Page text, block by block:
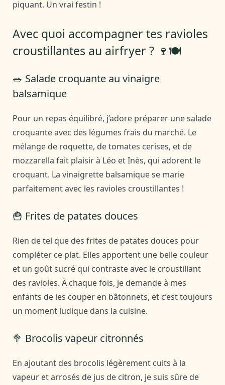
piquant. Un vrai festin !
Avec quoi accompagner tes ravioles
croustillantes au airfryer ? 🍷🍽️
🥗 Salade croquante au vinaigre
balsamique
Pour un repas équilibré, j’adore préparer une salade
croquante avec des légumes frais du marché. Le
mélange de roquette, de tomates cerises, et de
mozzarella fait plaisir à Léo et Inès, qui adorent le
croquant. La vinaigrette balsamique se marie
parfaitement avec les ravioles croustillantes !
🍟 Frites de patates douces
Rien de tel que des frites de patates douces pour
compléter ce plat. Elles apportent une belle couleur
et un goût sucré qui contraste avec le croustillant
des ravioles. À chaque fois, je demande à mes
enfants de les couper en bâtonnets, et c’est toujours
un moment ludique dans la cuisine.
🥦 Brocolis vapeur citronnés
En ajoutant des brocolis légèrement cuits à la
vapeur et arrosés de jus de citron, je suis sûre de